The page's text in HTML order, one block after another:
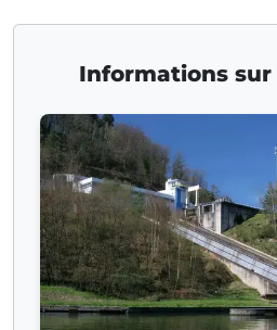
Informations sur